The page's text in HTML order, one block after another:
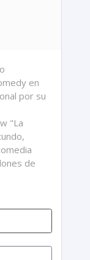
en
por su
"La
de